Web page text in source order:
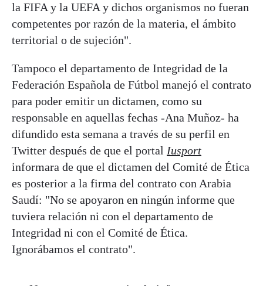
la FIFA y la UEFA y dichos organismos no fueran
competentes por razón de la materia, el ámbito
territorial o de sujeción".
Tampoco el departamento de Integridad de la
Federación Española de Fútbol manejó el contrato
para poder emitir un dictamen, como su
responsable en aquellas fechas -Ana Muñoz- ha
difundido esta semana a través de su perfil en
Twitter después de que el portal Iusport
informara de que el dictamen del Comité de Ética
es posterior a la firma del contrato con Arabia
Saudí: "No se apoyaron en ningún informe que
tuviera relación ni con el departamento de
Integridad ni con el Comité de Ética.
Ignorábamos el contrato".